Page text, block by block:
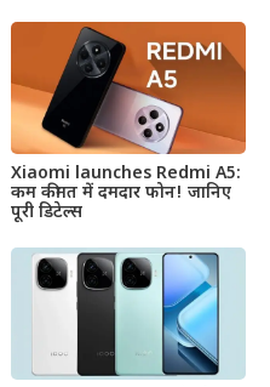
Xiaomi launches Redmi A5:
कम कीमत में दमदार फोन! जानिए
पूरी डिटेल्स